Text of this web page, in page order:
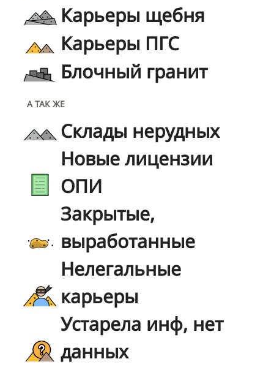
Карьеры щебня
Карьеры ПГС
Блочный гранит
А ТАК ЖЕ
Склады нерудных
Новые лицензии
ОПИ
Закрытые,
выработанные
Нелегальные
карьеры
Устарела инф, нет
данных